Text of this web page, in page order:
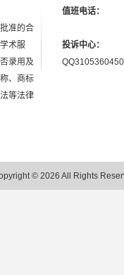
准的合
术服
录用及
、商标
等法律
值班电话：
投诉中心：
QQ3105360450
© 2026 All Rights